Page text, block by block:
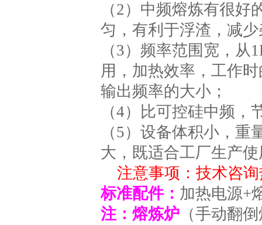
（2）中频熔炼有很
匀，有利于浮渣，减
（3）频率范围宽，
用，加热效率，工作
输出频率的大小；
（4）比可控硅中频，
（5）设备体积小，
大，既适合工厂生产
注意事项：技术咨
标准配件： 加热电源+
注：熔炼炉（手动翻